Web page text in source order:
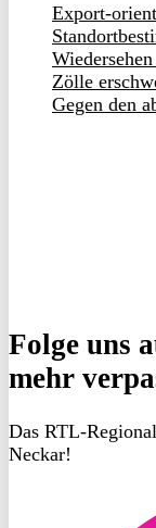
Export-
Zölle
Gegen den
Folge uns
mehr
Das RTL-
Neckar!